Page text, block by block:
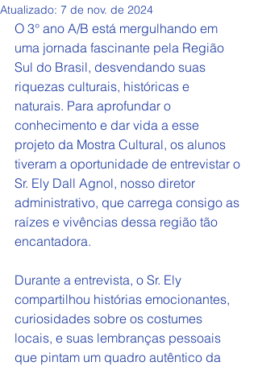
Atualizado: 7 de nov. de 2024
O 3° ano A/B está mergulhando em
uma jornada fascinante pela Região
Sul do Brasil, desvendando suas
riquezas culturais, históricas e
naturais. Para aprofundar o
conhecimento e dar vida a esse
projeto da Mostra Cultural, os alunos
tiveram a oportunidade de entrevistar o
Sr. Ely Dall Agnol, nosso diretor
administrativo, que carrega consigo as
raízes e vivências dessa região tão
encantadora.
Durante a entrevista, o Sr. Ely
compartilhou histórias emocionantes,
curiosidades sobre os costumes
locais, e suas lembranças pessoais
que pintam um quadro autêntico da